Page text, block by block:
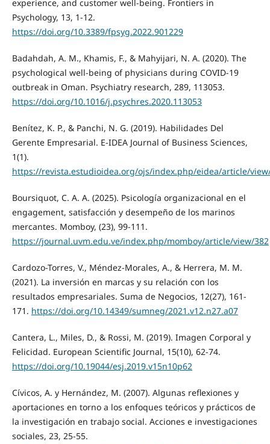
experience, and customer well-being. Frontiers in
Psychology, 13, 1-12.
https://doi.org/10.3389/fpsyg.2022.901229
Badahdah, A. M., Khamis, F., & Mahyijari, N. A. (2020). The
psychological well-being of physicians during COVID-19
outbreak in Oman. Psychiatry research, 289, 113053.
https://doi.org/10.1016/j.psychres.2020.113053
Benítez, K. P., & Panchi, N. G. (2019). Habilidades Del
Gerente Empresarial. E-IDEA Journal of Business Sciences,
1(1).
https://revista.estudioidea.org/ojs/index.php/eidea/article/
Boursiquot, C. A. A. (2025). Psicología organizacional en el
engagement, satisfacción y desempeño de los marinos
mercantes. Momboy, (23), 99-111.
https://journal.uvm.edu.ve/index.php/momboy/article/view/382
Cardozo-Torres, V., Méndez-Morales, A., & Herrera, M. M.
(2021). La inversión en marcas y su relación con los
resultados empresariales. Suma de Negocios, 12(27), 161-
171. https://doi.org/10.14349/sumneg/2021.v12.n27.a07
Cantera, L., Miles, D., & Rossi, M. (2019). Imagen Corporal y
Felicidad. European Scientific Journal, 15(10), 62-74.
https://doi.org/10.19044/esj.2019.v15n10p62
Cívicos, A. y Hernández, M. (2007). Algunas reflexiones y
aportaciones en torno a los enfoques teóricos y prácticos de
la investigación en trabajo social. Acciones e investigaciones
sociales, 23, 25-55.